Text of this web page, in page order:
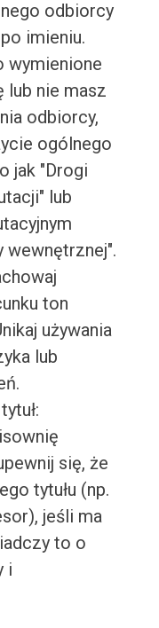
odbiorcy
imieniu.
wymienione
lub nie masz
odbiorcy,
ogólnego
jak "Drogi
lub
wewnętrznej".
ton
używania
lub
się, że
tytułu (np.
jeśli ma
to o
i